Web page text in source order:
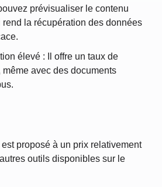
prévisualiser le contenu
la récupération des données
élevé : Il offre un taux de
avec des documents
proposé à un prix relativement
outils disponibles sur le